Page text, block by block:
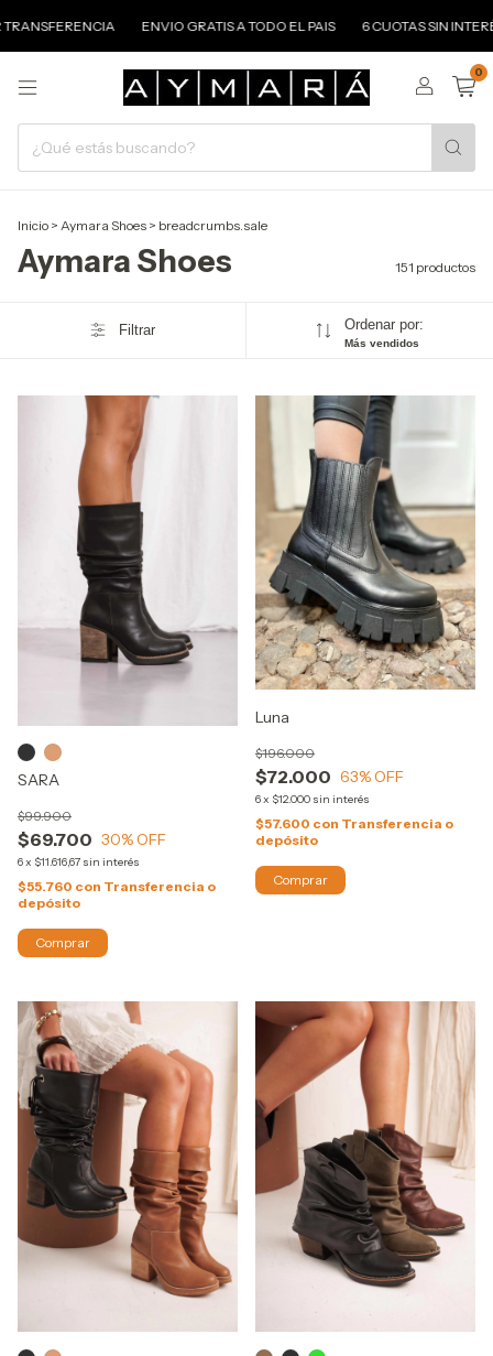
ENVIO GRATIS A TODO EL PAIS 6 CUOTAS SIN INTERÉS
0
Inicio > Aymara Shoes > breadcrumbs.sale
Aymara Shoes 151 productos
Filtrar Ordenar por:
Más vendidos
SARA
$69.700
$99.900
30% OFF
6x $11.616,67 sin interés
$55.760 con Transferencia o
depósito
Comprar
Luna
$72.000
$196.000
63% OFF
6x $12.000 sin interés
$57.600 con Transferencia o
depósito
Comprar